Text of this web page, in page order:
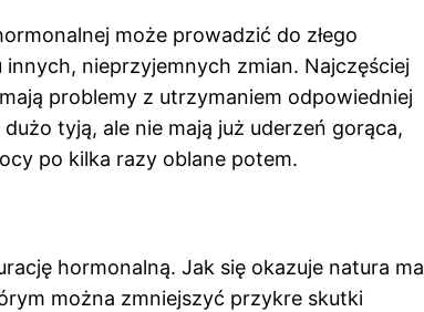
może prowadzić do złego
nieprzyjemnych zmian. Najczęściej
problemy z utrzymaniem odpowiedniej
tyją, ale nie mają już uderzeń gorąca,
po kilka razy oblane potem.
hormonalną. Jak się okazuje natura ma
można zmniejszyć przykre skutki